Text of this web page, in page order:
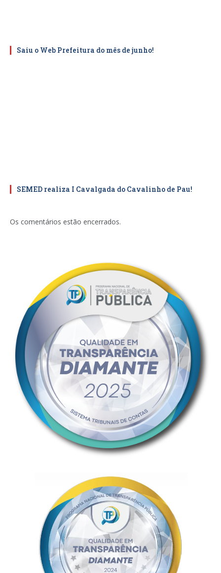
Saiu o Web Prefeitura do mês de junho!
SEMED realiza I Cavalgada do Cavalinho de Pau!
Os comentários estão encerrados.